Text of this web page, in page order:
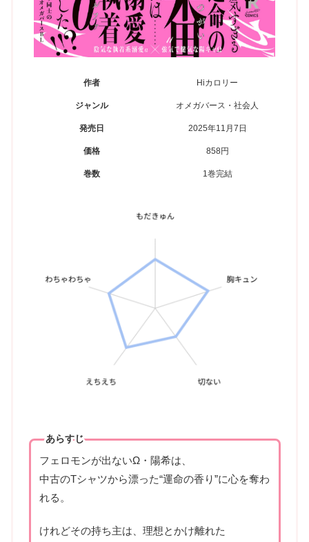
作者 Hiカロリー
ジャンル オメガバース・社会人
発売日 2025年11月7日
価格 858円
巻数 1巻完結
あらすじ
フェロモンが出ないΩ・陽希は、
中古のTシャツから漂った“運命の香り”に心を奪わ
れる。
けれどその持ち主は、理想とかけ離れた